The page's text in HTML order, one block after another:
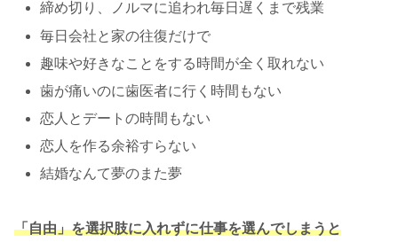
締め切り、ノルマに追われ毎日遅くまで残業
毎日会社と家の往復だけで
趣味や好きなことをする時間が全く取れない
歯が痛いのに歯医者に行く時間もない
恋人とデートの時間もない
恋人を作る余裕すらない
結婚なんて夢のまた夢
「自由」を選択肢に入れずに仕事を選んでしまうと